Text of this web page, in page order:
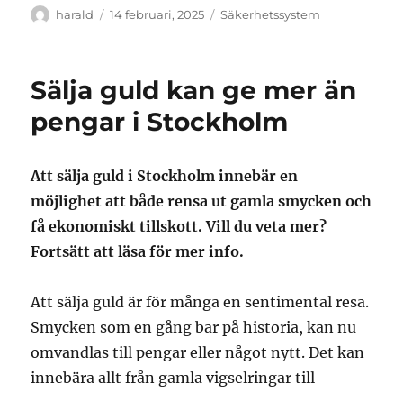
Författare
harald
Publicerat
14 februari, 2025 Kategorier
Säkerhetssystem
Sälja guld kan ge mer än
pengar i Stockholm
Att sälja guld i Stockholm innebär en
möjlighet att både rensa ut gamla smycken och
få ekonomiskt tillskott. Vill du veta mer?
Fortsätt att läsa för mer info.
Att sälja guld är för många en sentimental resa.
Smycken som en gång bar på historia, kan nu
omvandlas till pengar eller något nytt. Det kan
innebära allt från gamla vigselringar till